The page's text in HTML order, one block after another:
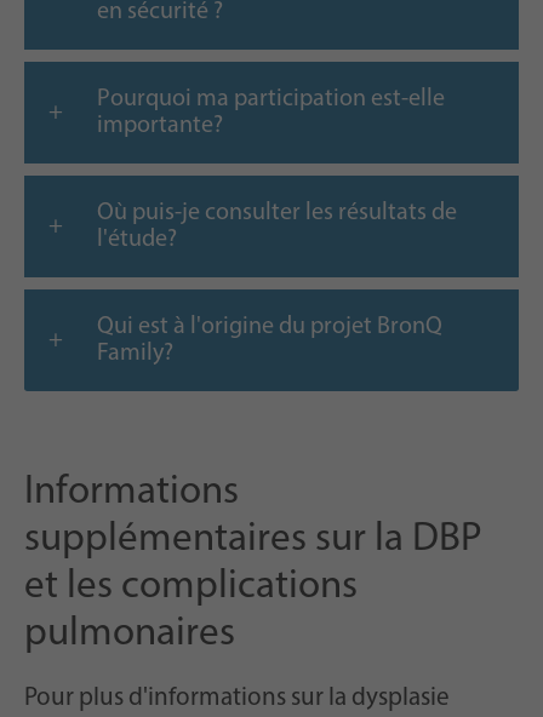
en sécurité ?
Pourquoi ma participation est-elle
importante?
Où puis-je consulter les résultats de
l'étude?
Qui est à l'origine du projet BronQ
Family?
Informations
supplémentaires sur la DBP
et les complications
pulmonaires
Pour plus d'informations sur la dysplasie